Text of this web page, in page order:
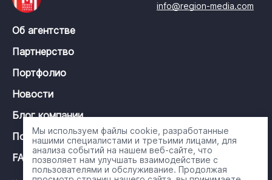
info@region-media.com
Об агентстве
Партнерство
Портфолио
Новости
Блог компании
Политика конфиденциальности
FAQ
Мы используем файлы cookie, разработанные
нашими специалистами и третьими лицами, для
анализа событий на нашем веб-сайте, что
позволяет нам улучшать взаимодействие с
пользователями и обслуживание. Продолжая